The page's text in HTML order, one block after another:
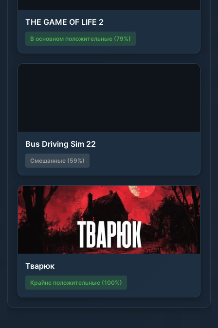
THE GAME OF LIFE 2
В основном положительные (79%)
Bus Driving Sim 22
Смешанные (59%)
Тварюк
Крайне положительные (100%)